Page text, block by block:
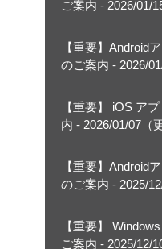
ご案内 - 2026/01/
【重要】Android
のご案内 - 2026/
【重要】 iOS ア
内 - 2026/01/07（
【重要】Android
のご案内 - 2025/
【重要】
ご案内 - 2025/12/